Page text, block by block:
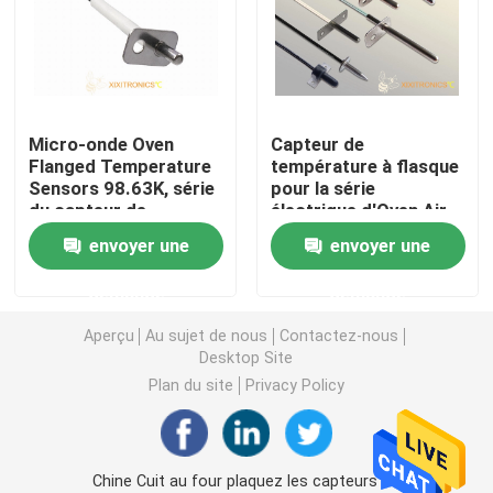
Capteur de température des véhicules à moteur
Thermistances enduites d'époxyde
Capteurs d'appareil ménager
Sonde de la température de nourriture
Capteurs de température de RDT de platine
Capteurs de température imperméables
Micro-onde Oven
Flanged Temperature
Sensors 98.63K, série
du capteur de
température 100K
MFT-F envoyer une
Capteur de
température à flasque
pour la série
électrique d'Oven Air
Fryer MFT-F
envoyer une
Aperçu Au sujet de nous
Contactez-nous
Desktop Site
Plan du site
Privacy Policy
Chine Cuit au four plaquez les capteurs de